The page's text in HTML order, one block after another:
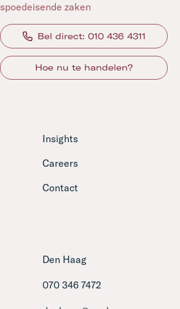
spoedeisende zaken
Bel direct: 010 436 4311
Hoe nu te handelen?
Insights
Careers
Contact
Den Haag
070 346 7472